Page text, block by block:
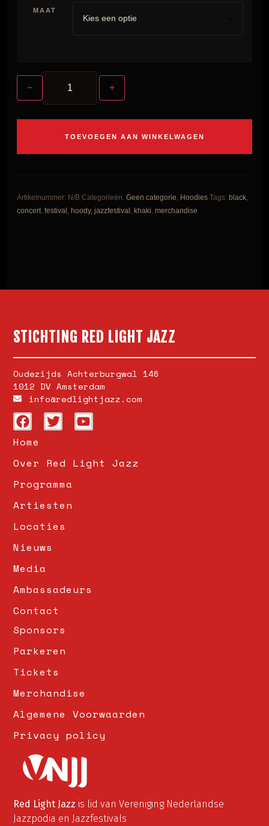
MAAT
− +
TOEVOEGEN AAN WINKELWAGEN
Artikelnummer: N/B Categorieën: Geen categorie, Hoodies Tags: black,
concert, festival , hoody, jazzfestival , khaki, merchandise
STICHTING RED LIGHT JAZZ
Oudezijds Achterburgwal 146
1012 DV Amsterdam
info@redlightjazz.com
Home
Over Red Light Jazz
Programma
Artiesten
Locaties
Nieuws
Media
Ambassadeurs
Contact
Sponsors
Parkeren
Tickets
Merchandise
Algemene Voorwaarden
Privacy policy
Red Light Jazz is lid van Vereniging Nederlandse
Jazzpodia en Jazzfestivals